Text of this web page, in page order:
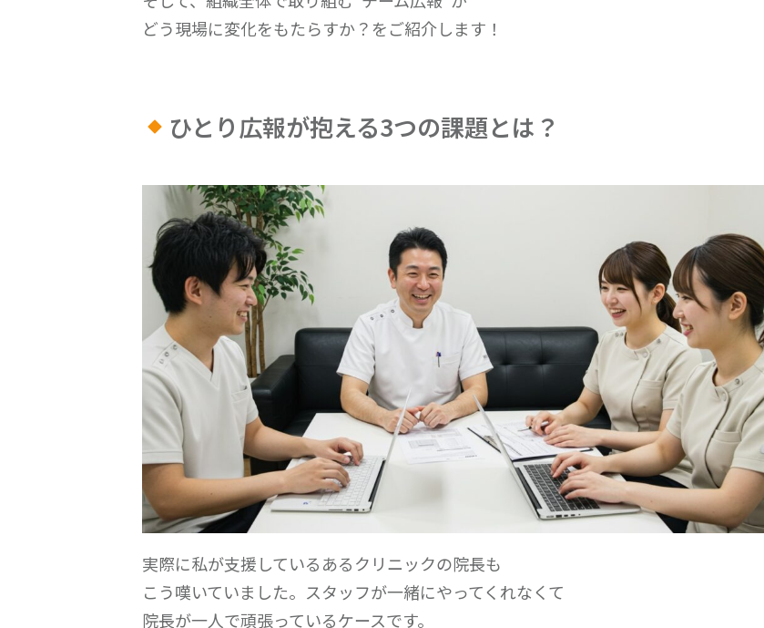
どう現場に変化をもたらすか？をご紹介します！
ひとり広報が抱える3つの課題とは？
実際に私が支援しているあるクリニックの院長も
こう嘆いていました。スタッフが一緒にやってくれなくて
院長が一人で頑張っているケースです。